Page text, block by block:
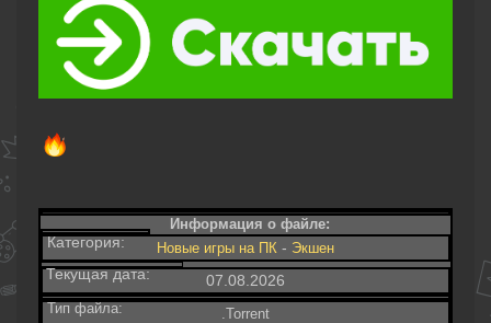
Информация о файле:
Категория: Новые игры на ПК - Экшен
Текущая дата: 07.08.2026
Тип файла:
.Torrent